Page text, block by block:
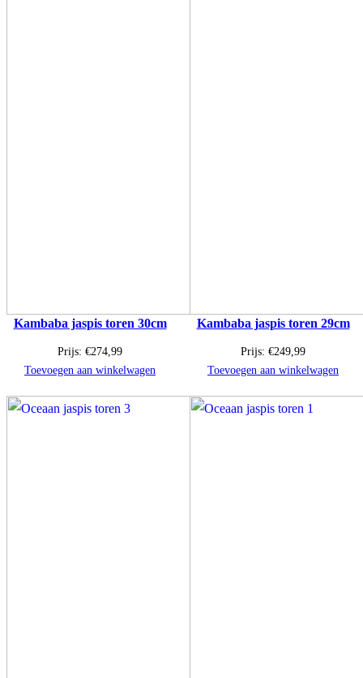
Kambaba jaspis toren 30cm
Prijs: €274,99
Toevoegen aan winkelwagen
Kambaba jaspis toren 29cm
Prijs: €249,99
Toevoegen aan winkelwagen